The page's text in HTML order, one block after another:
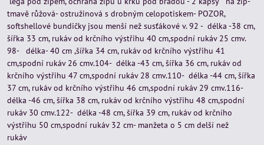
tmavě růžová- ostružinová s drobným celopotiskem- POZOR,
softshellové bundičky jsou menší než susťákové v. 92 - délka -38 cm,
šířka 33 cm, rukáv od krčního výstřihu 40 cm,spodní rukáv 25 cmv.
98- délka- 40 cm ,šířka 34 cm, rukáv od krčního výstřihu 41
cm,spodní rukáv 26 cmv.104- délka -43 cm, šířka 36 cm, rukáv od
krčního výstřihu 47 cm,spodní rukáv 28 cmv.110- délka -44 cm, šířka
37 cm, rukáv od krčního výstřihu 46 cm,spodní rukáv 29 cmv.116-
délka -46 cm, šířka 38 cm, rukáv od krčního výstřihu 48 cm,spodní
rukáv 30 cmv.122- délka -48 cm, šířka 39 cm, rukáv od krčního
výstřihu 50 cm,spodní rukáv 32 cm- manžeta o 5 cm delší než
rukáv